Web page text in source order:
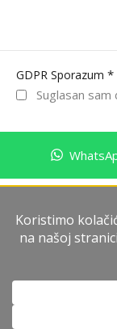
GDPR Sporazum *
Suglasan